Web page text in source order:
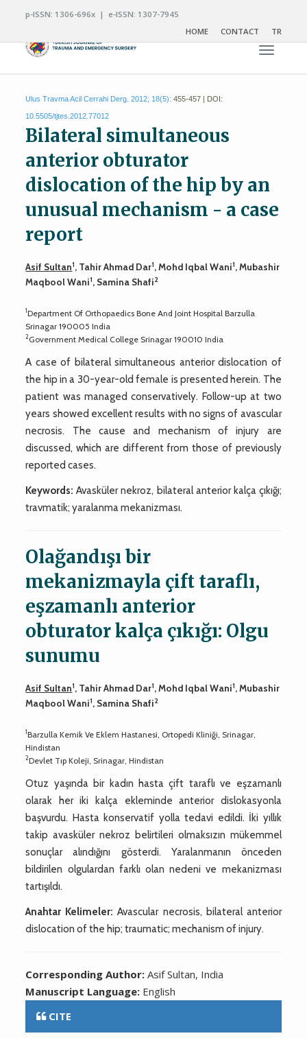
p-ISSN: 1306-696x | e-ISSN: 1307-7945
HOME
CONTACT TR
Toggle
Ulus Travma Acil Cerrahi Derg. 2012; 18(5): 455-457 | DOI:
10.5505/tjtes.2012.77012
Bilateral simultaneous
anterior obturator
dislocation of the hip by an
unusual mechanism - a case
report
Asif Sultan1, Tahir Ahmad Dar1, Mohd Iqbal Wani1, Mubashir
Maqbool Wani1, Samina Shafi2
1Department Of Orthopaedics Bone And Joint Hospital Barzulla
Srinagar 190005 India
2Government Medical College Srinagar 190010 India
A case of bilateral simultaneous anterior dislocation of
the hip in a 30-year-old female is presented herein. The
patient was managed conservatively. Follow-up at two
years showed excellent results with no signs of avascular
necrosis. The cause and mechanism of injury are
discussed, which are different from those of previously
reported cases.
Keywords: Avasküler nekroz, bilateral anterior kalça çıkığı;
travmatik; yaralanma mekanizması.
Olağandışı bir
mekanizmayla çift taraflı,
eşzamanlı anterior
obturator kalça çıkığı: Olgu
sunumu
Asif Sultan1, Tahir Ahmad Dar1, Mohd Iqbal Wani1, Mubashir
Maqbool Wani1, Samina Shafi2
1Barzulla Kemik Ve Eklem Hastanesi, Ortopedi Kliniği, Srinagar,
Hindistan
2Devlet Tıp Koleji, Srinagar, Hindistan
Otuz yaşında bir kadın hasta çift taraflı ve eşzamanlı
olarak her iki kalça ekleminde anterior dislokasyonla
başvurdu. Hasta konservatif yolla tedavi edildi. İki yıllık
takip avasküler nekroz belirtileri olmaksızın mükemmel
sonuçlar alındığını gösterdi. Yaralanmanın önceden
bildirilen olgulardan farklı olan nedeni ve mekanizması
tartışıldı.
Anahtar Kelimeler: Avascular necrosis, bilateral anterior
dislocation of the hip; traumatic; mechanism of injury.
Corresponding Author:Asif Sultan, India
Manuscript Language: English
CITE